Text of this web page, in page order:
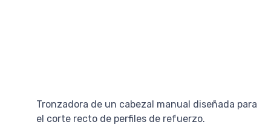
Tronzadora de un cabezal manual diseñada para
el corte recto de perfiles de refuerzo.